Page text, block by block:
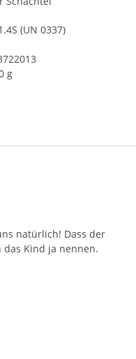
(UN 0337)
g
natürlich! Dass der
Kind ja nennen.